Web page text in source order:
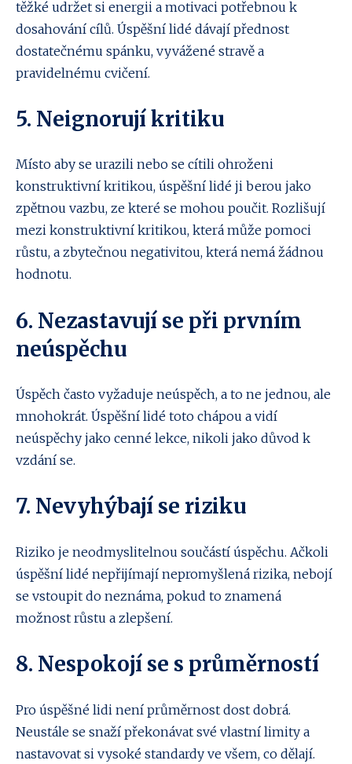
těžké udržet si energii a motivaci potřebnou k
dosahování cílů. Úspěšní lidé dávají přednost
dostatečnému spánku, vyvážené stravě a
pravidelnému cvičení.
5. Neignorují kritiku
Místo aby se urazili nebo se cítili ohroženi
konstruktivní kritikou, úspěšní lidé ji berou jako
zpětnou vazbu, ze které se mohou poučit. Rozlišují
mezi konstruktivní kritikou, která může pomoci
růstu, a zbytečnou negativitou, která nemá žádnou
hodnotu.
6. Nezastavují se při prvním
neúspěchu
Úspěch často vyžaduje neúspěch, a to ne jednou, ale
mnohokrát. Úspěšní lidé toto chápou a vidí
neúspěchy jako cenné lekce, nikoli jako důvod k
vzdání se.
7. Nevyhýbají se riziku
Riziko je neodmyslitelnou součástí úspěchu. Ačkoli
úspěšní lidé nepřijímají nepromyšlená rizika, nebojí
se vstoupit do neznáma, pokud to znamená
možnost růstu a zlepšení.
8. Nespokojí se s průměrností
Pro úspěšné lidi není průměrnost dost dobrá.
Neustále se snaží překonávat své vlastní limity a
nastavovat si vysoké standardy ve všem, co dělají.